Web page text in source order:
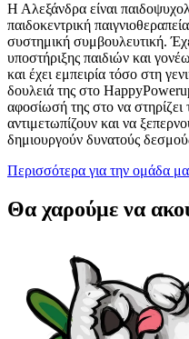
Η Αλεξάνδρα είναι
παιδοκεντρική
συστημική συμβουλευτική.
υποστήριξης παιδιών και
και έχει εμπειρία τόσο στη
δουλειά της στο
αφοσίωσή της στο να στηρίζει
αντιμετωπίζουν και να
δημιουργούν δυνατούς
Περισσότερα για την ομάδα
Θα χαρούμε να